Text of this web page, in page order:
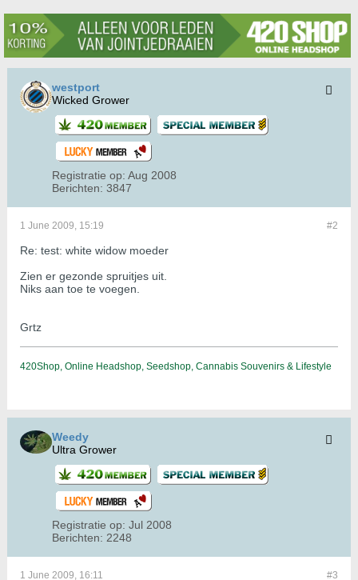
westport
Wicked Grower
Registratie op: Aug 2008
Berichten: 3847
#2
1 June 2009, 15:19
Re: test: white widow moeder
Zien er gezonde spruitjes uit.
Niks aan toe te voegen.
Grtz
420Shop, Online Headshop, Seedshop, Cannabis Souvenirs & Lifestyle
Weedy
Ultra Grower
Registratie op: Jul 2008
Berichten: 2248
#3
1 June 2009, 16:11